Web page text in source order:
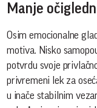
Manje
Osim emocionalne
motiva. Nisko
potvrdu svoje
privremeni lek za
u inače stabilnim